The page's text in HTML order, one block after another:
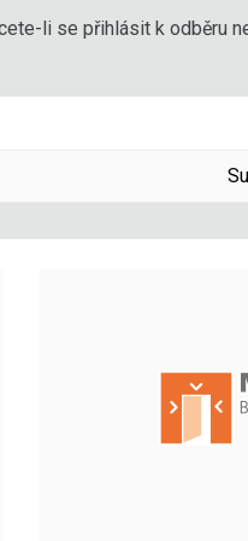
li se přihlásit k odběru